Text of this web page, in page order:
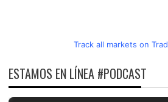
Track all markets on
ESTAMOS EN LÍNEA #PODCAST